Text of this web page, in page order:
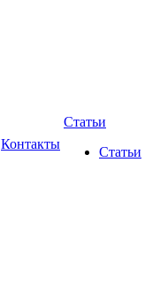
Контакты
Статьи
Статьи